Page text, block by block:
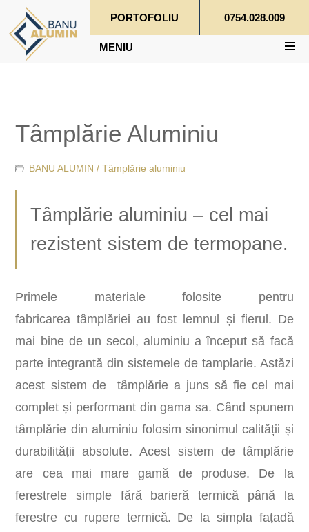
0754.028.009
PORTOFOLIU
MENIU
Tâmplărie Aluminiu
BANU ALUMIN /Tâmplărie aluminiu
Tâmplărie aluminiu – cel mai
rezistent sistem de termopane.
Primele materiale folosite pentru
fabricarea tâmplăriei au fost lemnul și fierul. De
mai bine de un secol, aluminiu a început să facă
parte integrantă din sistemele de tamplarie. Astăzi
acest sistem de tâmplărie a juns să fie cel mai
complet și performant din gama sa. Când spunem
tâmplărie din aluminiu folosim sinonimul calității și
durabilității absolute. Acest sistem de tâmplărie
are cea mai mare gamă de produse. De la
ferestrele simple fără barieră termică până la
ferestre cu rupere termică. De la simpla fațadă